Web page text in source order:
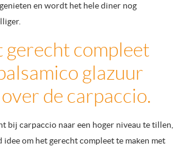
en wordt het hele diner nog
gerecht compleet
glazuur
de carpaccio.
bij carpaccio naar een hoger niveau te tillen,
idee om het gerecht compleet te maken met